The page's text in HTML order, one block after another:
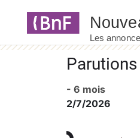
- 6 mois
2/7/2026